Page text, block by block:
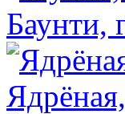
Баунти,